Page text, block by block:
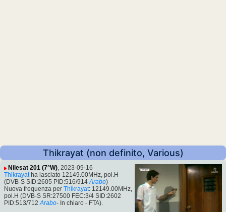
Thikrayat (non definito, Various)
Nilesat 201 (7°W), 2023-09-16
Thikrayatha lasciato 12149.00MHz, pol.H
(DVB-S SID:2605 PID:516/914 Arabo)
Nuova frequenza per Thikrayat: 12149.00MHz,
pol.H (DVB-S SR:27500 FEC:3/4 SID:2602
PID:513/712 Arabo- In chiaro - FTA).